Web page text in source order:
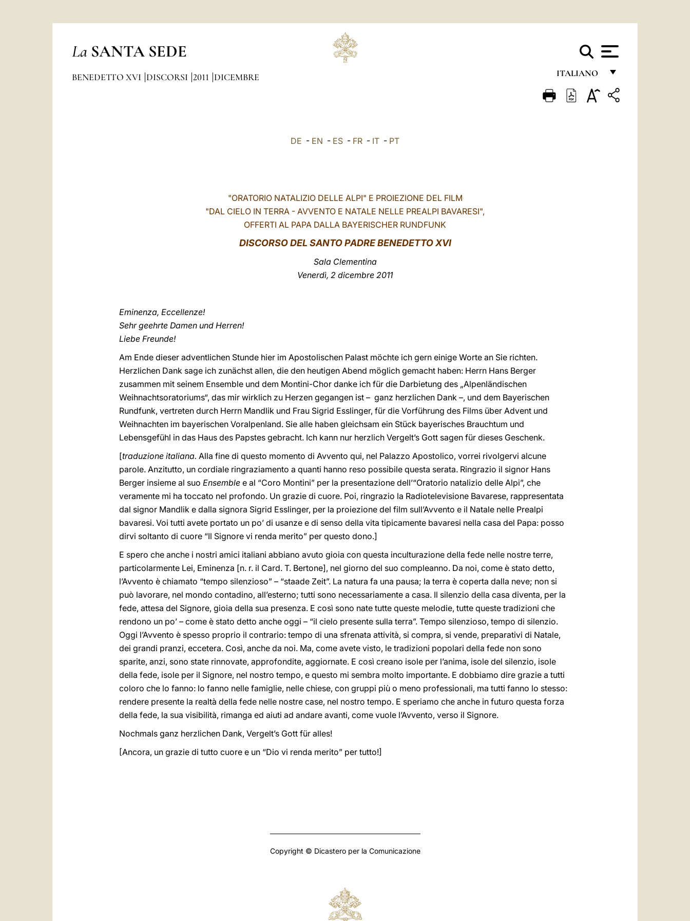
La SANTA SEDE
ITALIANO
FRANÇAIS
BENEDETTO XVI DISCORSI 2011 DICEMBRE
DE - EN - ES - FR - IT - PT
"ORATORIO NATALIZIO DELLE ALPI" E PROIEZIONE DEL FILM
"DAL CIELO IN TERRA - AVVENTO E NATALE NELLE PREALPI BAVARESI",
OFFERTI AL PAPA DALLA BAYERISCHER RUNDFUNK
DISCORSO DEL SANTO PADRE BENEDETTO XVI
Sala Clementina
Venerdì, 2 dicembre 2011
Eminenza, Eccellenze!
Sehr geehrte Damen und Herren!
Liebe Freunde!
Am Ende dieser adventlichen Stunde hier im Apostolischen Palast möchte ich gern einige Worte an Sie richten.
Herzlichen Dank sage ich zunächst allen, die den heutigen Abend möglich gemacht haben: Herrn Hans Berger
zusammen mit seinem Ensemble und dem Montini-Chor danke ich für die Darbietung des „Alpenländischen
Weihnachtsoratoriums“, das mir wirklich zu Herzen gegangen ist – ganz herzlichen Dank –, und dem Bayerischen
Rundfunk, vertreten durch Herrn Mandlik und Frau Sigrid Esslinger, für die Vorführung des Films über Advent und
Weihnachten im bayerischen Voralpenland. Sie alle haben gleichsam ein Stück bayerisches Brauchtum und
Lebensgefühl in das Haus des Papstes gebracht. Ich kann nur herzlich Vergelt’s Gott sagen für dieses Geschenk.
[traduzione italiana. Alla fine di questo momento di Avvento qui, nel Palazzo Apostolico, vorrei rivolgervi alcune
parole. Anzitutto, un cordiale ringraziamento a quanti hanno reso possibile questa serata. Ringrazio il signor Hans
Berger insieme al suo Ensemble e al “Coro Montini” per la presentazione dell’“Oratorio natalizio delle Alpi”, che
veramente mi ha toccato nel profondo. Un grazie di cuore. Poi, ringrazio la Radiotelevisione Bavarese, rappresentata
dal signor Mandlik e dalla signora Sigrid Esslinger, per la proiezione del film sull’Avvento e il Natale nelle Prealpi
bavaresi. Voi tutti avete portato un po’ di usanze e di senso della vita tipicamente bavaresi nella casa del Papa: posso
dirvi soltanto di cuore “Il Signore vi renda merito” per questo dono.]
E spero che anche i nostri amici italiani abbiano avuto gioia con questa inculturazione della fede nelle nostre terre,
particolarmente Lei, Eminenza [n. r. il Card. T. Bertone], nel giorno del suo compleanno. Da noi, come è stato detto,
l’Avvento è chiamato “tempo silenzioso” – “staade Zeit”. La natura fa una pausa; la terra è coperta dalla neve; non si
può lavorare, nel mondo contadino, all’esterno; tutti sono necessariamente a casa. Il silenzio della casa diventa, per la
fede, attesa del Signore, gioia della sua presenza. E così sono nate tutte queste melodie, tutte queste tradizioni che
rendono un po’ – come è stato detto anche oggi – “il cielo presente sulla terra”. Tempo silenzioso, tempo di silenzio.
Oggi l’Avvento è spesso proprio il contrario: tempo di una sfrenata attività, si compra, si vende, preparativi di Natale,
dei grandi pranzi, eccetera. Così, anche da noi. Ma, come avete visto, le tradizioni popolari della fede non sono
sparite, anzi, sono state rinnovate, approfondite, aggiornate. E così creano isole per l’anima, isole del silenzio, isole
della fede, isole per il Signore, nel nostro tempo, e questo mi sembra molto importante. E dobbiamo dire grazie a tutti
coloro che lo fanno: lo fanno nelle famiglie, nelle chiese, con gruppi più o meno professionali, ma tutti fanno lo stesso:
rendere presente la realtà della fede nelle nostre case, nel nostro tempo. E speriamo che anche in futuro questa forza
della fede, la sua visibilità, rimanga ed aiuti ad andare avanti, come vuole l’Avvento, verso il Signore.
Nochmals ganz herzlichen Dank, Vergelt’s Gott für alles!
[Ancora, un grazie di tutto cuore e un “Dio vi renda merito” per tutto!]
Copyright © Dicastero per la Comunicazione